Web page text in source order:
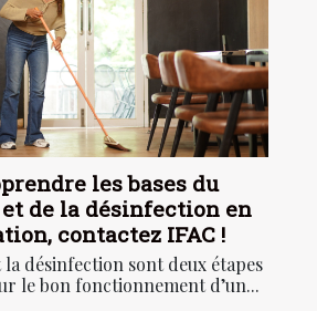
les bases du
de la désinfection en
contactez IFAC !
la désinfection sont deux étapes
le bon fonctionnement d’un...